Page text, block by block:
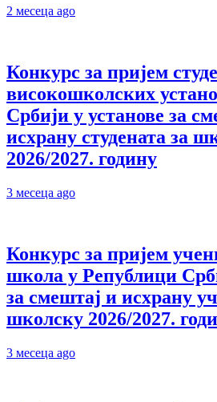
2 месеца ago
Конкурс за пријем
високошколских
Србији у установе за
исхрану студената за
2026/2027. годину
3 месеца ago
Конкурс за пријем
школа у Републици
за смештај и исхрану
школску 2026/2027.
3 месеца ago